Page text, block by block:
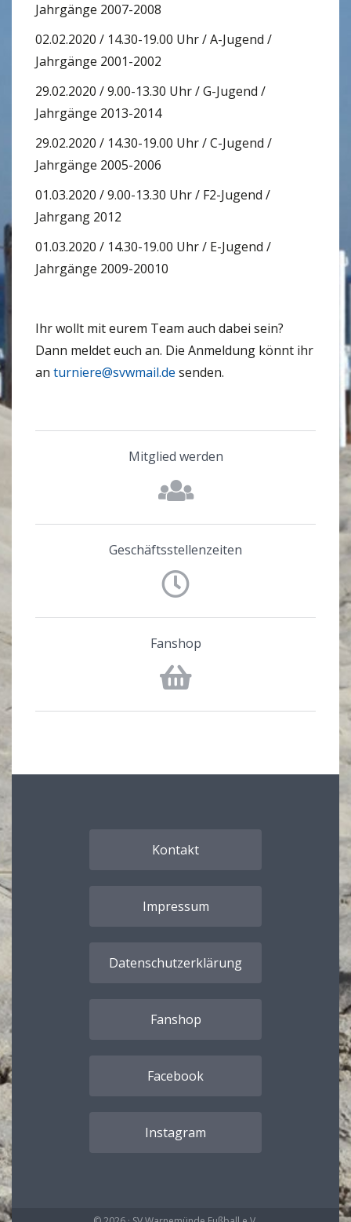
Jahrgänge 2007-2008
02.02.2020 / 14.30-19.00 Uhr / A-Jugend /
Jahrgänge 2001-2002
29.02.2020 / 9.00-13.30 Uhr / G-Jugend /
Jahrgänge 2013-2014
29.02.2020 / 14.30-19.00 Uhr / C-Jugend /
Jahrgänge 2005-2006
01.03.2020 / 9.00-13.30 Uhr / F2-Jugend /
Jahrgang 2012
01.03.2020 / 14.30-19.00 Uhr / E-Jugend /
Jahrgänge 2009-20010
Ihr wollt mit eurem Team auch dabei sein?
Dann meldet euch an. Die Anmeldung könnt ihr
an turniere@svwmail.de senden.
Mitglied werden
Geschäftsstellenzeiten
Fanshop
Kontakt
Impressum
Datenschutzerklärung
Fanshop
Facebook
Instagram